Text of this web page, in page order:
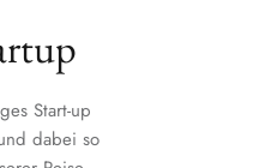
Start-up
dabei so